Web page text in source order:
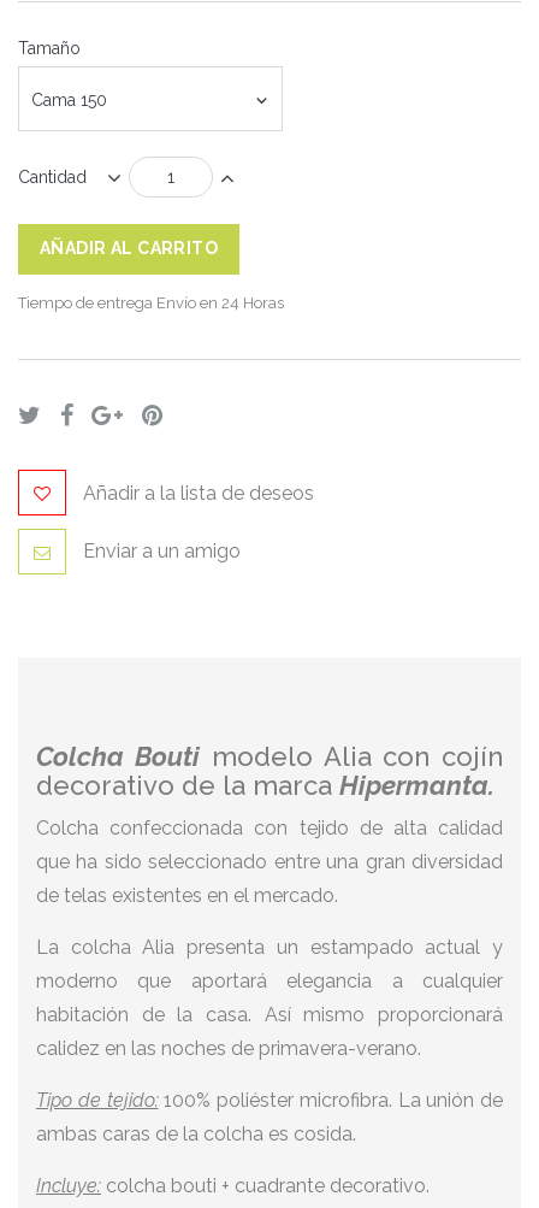
Tamaño
Cama 150
Cantidad
AÑADIR AL CARRITO
Tiempo de entrega Envío en 24 Horas
Añadir a la lista de deseos
Enviar a un amigo
Colcha Boutimodelo Alia con cojín
decorativo de la marca Hipermanta.
Colcha confeccionada con tejido de alta calidad
que ha sido seleccionado entre una gran diversidad
de telas existentes en el mercado.
La colcha Alia presenta un estampado actual y
moderno que aportará elegancia a cualquier
habitación de la casa. Así mismo proporcionará
calidez en las noches de primavera-verano.
Tipo de tejido:100% poliéster microfibra. La unión de
ambas caras de la colcha es cosida.
Incluye: colcha bouti + cuadrante decorativo.